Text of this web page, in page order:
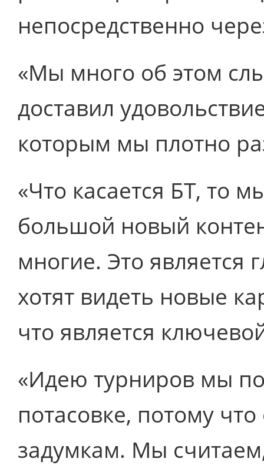
непосредственно
«Мы много об этом
доставил
которым мы плотно
«Что касается БТ, то
большой новый
многие. Это
хотят видеть новые
что является
«Идею турниров мы
потасовке, потому
задумкам. Мы